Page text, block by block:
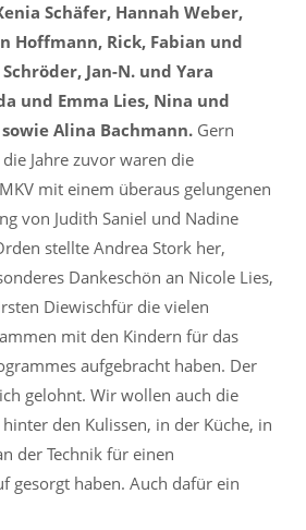
Schäfer, Hannah Weber,
Hoffmann, Rick, Fabian und
Jan-N. und Yara
und Emma Lies, Nina und
Alina Bachmann. Gern
Jahre zuvor waren die
mit einem überaus gelungenen
von Judith Saniel und Nadine
stellte Andrea Stork her,
Dankeschön an Nicole Lies,
Diewischfür die vielen
mit den Kindern für das
aufgebracht haben. Der
gelohnt. Wir wollen auch die
den Kulissen, in der Küche, in
der Technik für einen
gesorgt haben. Auch dafür ein